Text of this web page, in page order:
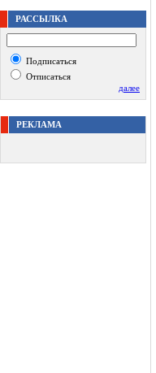
РАССЫЛКА
Подписаться
Отписаться
далее
РЕКЛАМА